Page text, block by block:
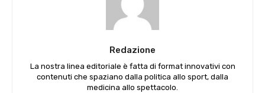
Redazione
La nostra linea editoriale è fatta di format innovativi con
contenuti che spaziano dalla politica allo sport, dalla
medicina allo spettacolo.